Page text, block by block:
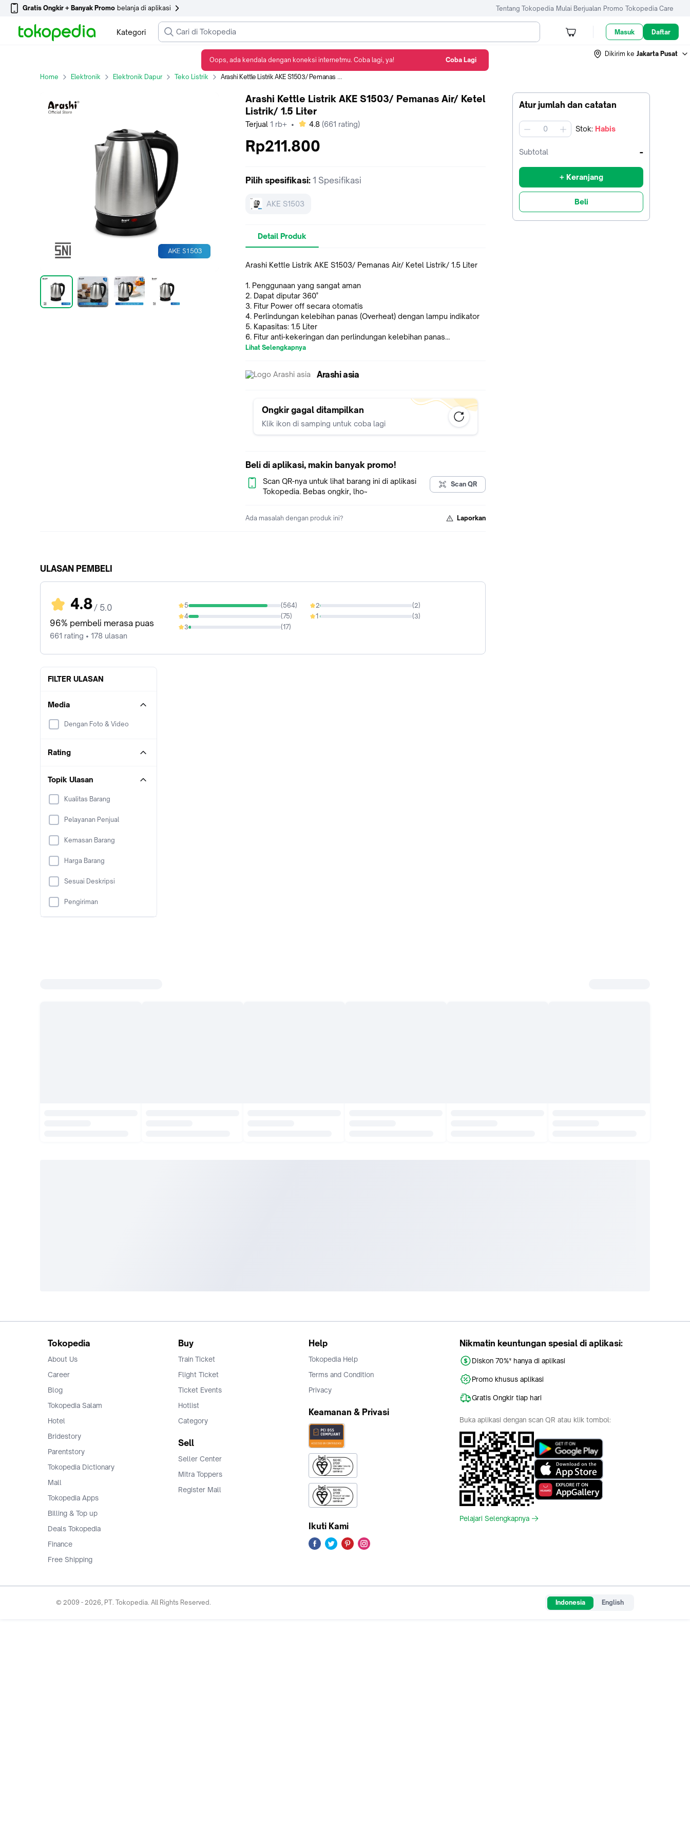
Gratis Ongkir + Banyak Promo belanja di aplikasi Tentang Tokopedia Mulai Berjualan Promo Tokopedia Care
Kategori Masuk Daftar
Dikirim ke Jakarta Pusat
Home Elektronik Elektronik Dapur Teko Listrik Arashi Kettle Listrik AKE S1503/ Pemanas Air/ Ketel Listrik/ 1.5 Liter
Atur jumlah dan catatan
jumlah Stok: Habis
Subtotal -
+ Keranjang
Beli
Arashi Kettle Listrik AKE S1503/ Pemanas Air/ Ketel
Listrik/ 1.5 Liter
Terjual 1 rb+ • bintang
4.8 (661 rating)
Rp211.800
Pilih spesifikasi: 1 Spesifikasi
AKE S1503
Detail Produk
Arashi Kettle Listrik AKE S1503/ Pemanas Air/ Ketel Listrik/ 1.5 Liter
1. Penggunaan yang sangat aman
2. Dapat diputar 360˚
3. Fitur Power off secara otomatis
4. Perlindungan kelebihan panas (Overheat) dengan lampu indikator
5. Kapasitas: 1.5 Liter
6. Fitur anti-kekeringan dan perlindungan kelebihan panas
7. Garansi Elemen Pemanas 1 Tahun
*Selama barang kami masih terpajang maka barang masih ready
stock
*Pesanan akan diproses maksimal dikirim 2 x 24 jam.
*Mohon untuk buat Video Unboxing saat paket dibuka untuk
salah kirim tanpa Video Unboxing.
*Mohon Kotak dan Bukti pembelian disimpan untuk mempermudah
dan mempercepat klaim garansi jika diperlukan.
Lihat Selengkapnya
Arashi asia
Ongkir gagal ditampilkan
Klik ikon di samping untuk coba lagi
Beli di aplikasi, makin banyak promo!
Scan QR-nya untuk lihat barang ini di aplikasi
Tokopedia. Bebas ongkir, lho~
Scan QR
Ada masalah dengan produk ini? Laporkan
ULASAN PEMBELI
4.8 / 5.0
96% pembeli merasa puas
661 rating • 178 ulasan
5 (564)
85.33%
4 (75)
11.35%
3 (17)
2.57%
2 (2)
0.3%
1 (3)
0.45%
FILTER ULASAN
Media
Dengan Foto & Video
Rating
Topik Ulasan
Kualitas Barang
Pelayanan Penjual
Kemasan Barang
Harga Barang
Sesuai Deskripsi
Pengiriman
Tokopedia
About Us
Career
Blog
Tokopedia Salam
Hotel
Bridestory
Parentstory
Tokopedia Dictionary
Mall
Tokopedia Apps
Billing & Top up
Deals Tokopedia
Finance
Free Shipping
Buy
Train Ticket
Flight Ticket
Ticket Events
Hotlist
Category
Sell
Seller Center
Mitra Toppers
Register Mall
Help
Tokopedia Help
Terms and Condition
Privacy
Keamanan & Privasi
Ikuti Kami
Nikmatin keuntungan spesial di aplikasi:
Diskon 70%* hanya di aplikasi
Promo khusus aplikasi
Gratis Ongkir tiap hari
Buka aplikasi dengan scan QR atau klik tombol:
Pelajari Selengkapnya
© 2009 - 2026, PT. Tokopedia. All Rights Reserved. Indonesia English
Oops, ada kendala dengan koneksi internetmu. Coba lagi, ya! Coba Lagi